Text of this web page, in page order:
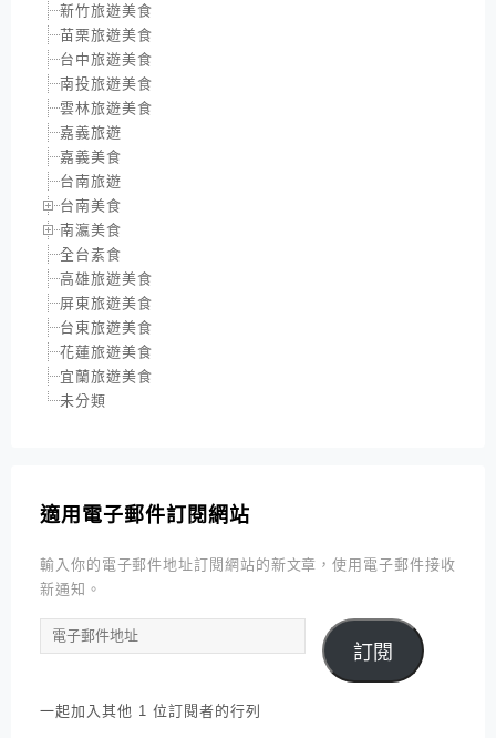
新竹旅遊美食
苗栗旅遊美食
台中旅遊美食
南投旅遊美食
雲林旅遊美食
嘉義旅遊
嘉義美食
台南旅遊
台南美食
南瀛美食
全台素食
高雄旅遊美食
屏東旅遊美食
台東旅遊美食
花蓮旅遊美食
宜蘭旅遊美食
未分類
適用電子郵件訂閱網站
輸入你的電子郵件地址訂閱網站的新文章，使用電子郵件接收
新通知。
電
子
件
訂閱
一起加入其他 1 位訂閱者的行列